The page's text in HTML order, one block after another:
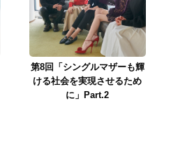
第8回「シングルマザーも輝
ける社会を実現させるため
に」Part.2